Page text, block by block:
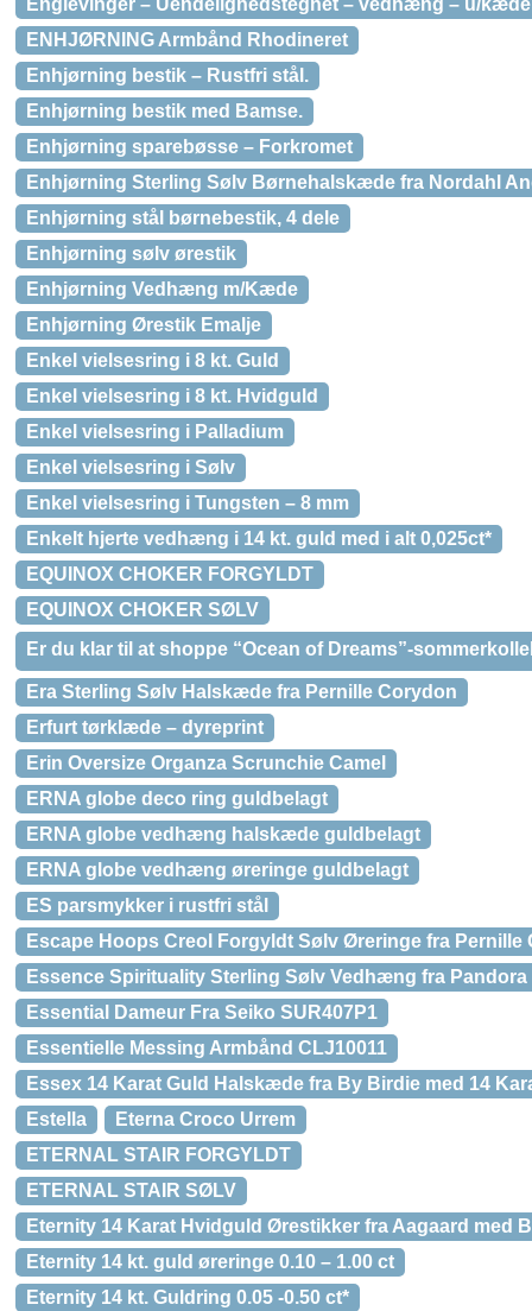
Englevinger – Uendelighedstegnet – vedhæng – u/kæde
ENHJØRNING Armbånd Rhodineret
Enhjørning bestik – Rustfri stål.
Enhjørning bestik med Bamse.
Enhjørning sparebøsse – Forkromet
Enhjørning Sterling Sølv Børnehalskæde fra Nordahl
Enhjørning stål børnebestik, 4 dele
Enhjørning sølv ørestik
Enhjørning Vedhæng m/Kæde
Enhjørning Ørestik Emalje
Enkel vielsesring i 8 kt. Guld
Enkel vielsesring i 8 kt. Hvidguld
Enkel vielsesring i Palladium
Enkel vielsesring i Sølv
Enkel vielsesring i Tungsten – 8 mm
Enkelt hjerte vedhæng i 14 kt. guld med i alt 0,025ct*
EQUINOX CHOKER FORGYLDT
EQUINOX CHOKER SØLV
Er du klar til at shoppe “Ocean of Dreams”-
Era Sterling Sølv Halskæde fra Pernille Corydon
Erfurt tørklæde – dyreprint
Erin Oversize Organza Scrunchie Camel
ERNA globe deco ring guldbelagt
ERNA globe vedhæng halskæde guldbelagt
ERNA globe vedhæng øreringe guldbelagt
ES parsmykker i rustfri stål
Escape Hoops Creol Forgyldt Sølv Øreringe fra Pernille
Essence Spirituality Sterling Sølv Vedhæng fra Pandora
Essential Dameur Fra Seiko SUR407P1
Essentielle Messing Armbånd CLJ10011
Essex 14 Karat Guld Halskæde fra By Birdie med 14
Estella
Eterna Croco Urrem
ETERNAL STAIR FORGYLDT
ETERNAL STAIR SØLV
Eternity 14 Karat Hvidguld Ørestikker fra Aagaard med
Eternity 14 kt. guld øreringe 0.10 – 1.00 ct
Eternity 14 kt. Guldring 0.05 -0.50 ct*